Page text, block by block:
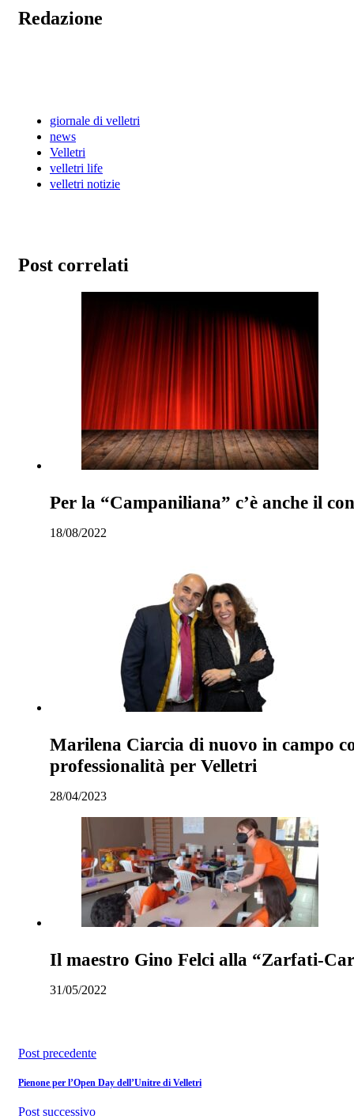
Redazione
giornale di velletri
news
Velletri
velletri life
velletri notizie
Post correlati
Per la “Campaniliana” c’è anche il
18/08/2022
Marilena Ciarcia di nuovo in campo
professionalità per Velletri
28/04/2023
Il maestro Gino Felci alla “Zarfati-
31/05/2022
Post precedente
Pienone per l’Open Day dell’Unitre di Velletri
Post successivo